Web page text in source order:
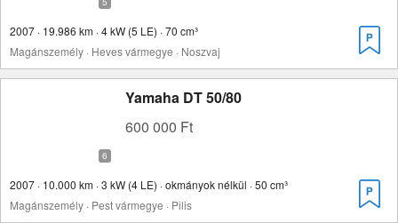
2007 · 19.986 km · 4 kW (5 LE) · 70 cm³
Magánszemély · Heves vármegye · Noszvaj
Yamaha DT 50/80
600 000 Ft
2007 · 10.000 km · 3 kW (4 LE) · okmányok nélkül · 50 cm³
Magánszemély · Pest vármegye · Pilis